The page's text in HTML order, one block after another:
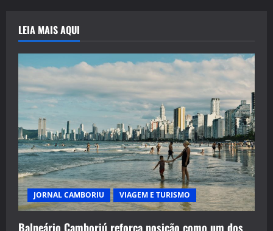
LEIA MAIS AQUI
JORNAL CAMBORIU VIAGEM E TURISMO
Balneário Camboriú reforça posição como um dos